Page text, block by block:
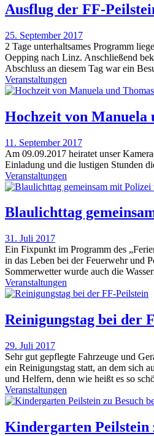
Ausflug der FF-
25. September 2017
2 Tage unterhaltsames Programm
Oepping nach Linz. Anschließend
Abschluss an diesem Tag war ein
Veranstaltungen
Hochzeit von Manuela
11. September 2017
Am 09.09.2017 heiratet unser
Einladung und die lustigen Stunden
Veranstaltungen
Blaulichttag
31. Juli 2017
Ein Fixpunkt im Programm des
in das Leben bei der Feuerwehr und
Sommerwetter wurde auch die
Veranstaltungen
Reinigungstag bei der
29. Juli 2017
Sehr gut gepflegte Fahrzeuge und
ein Reinigungstag statt, an dem sich
und Helfern, denn wie heißt es so
Veranstaltungen
Kindergarten Peilstein